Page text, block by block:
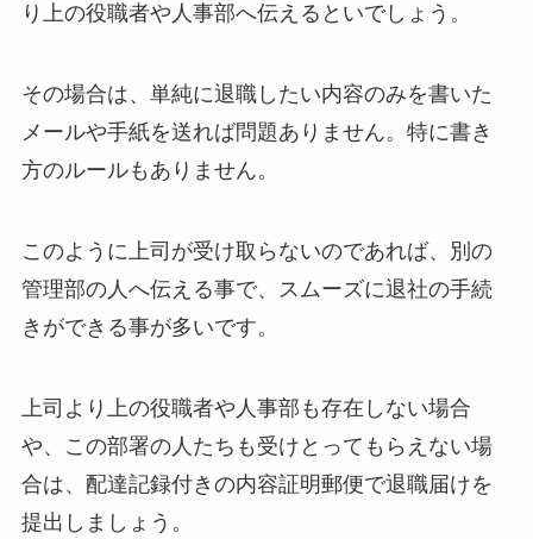
り上の役職者や人事部へ伝えるといでしょう。
その場合は、単純に退職したい内容のみを書いた
メールや手紙を送れば問題ありません。特に書き
方のルールもありません。
このように上司が受け取らないのであれば、別の
管理部の人へ伝える事で、スムーズに退社の手続
きができる事が多いです。
上司より上の役職者や人事部も存在しない場合
や、この部署の人たちも受けとってもらえない場
合は、配達記録付きの内容証明郵便で退職届けを
提出しましょう。